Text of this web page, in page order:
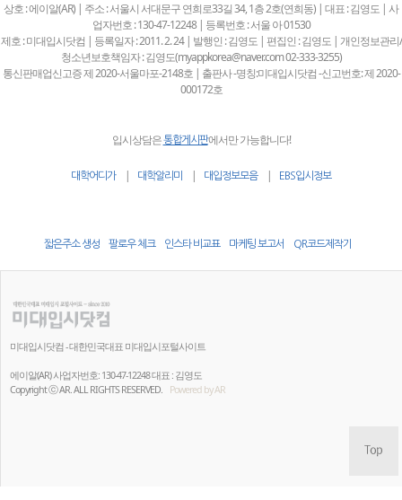
상호 : 에이알(AR) | 주소 : 서울시 서대문구 연희로33길 34, 1층 2호(연희동) | 대표 : 김영도 | 사
업자번호 : 130-47-12248 | 등록번호 : 서울 아 01530
제호 : 미대입시닷컴 | 등록일자 : 2011. 2. 24 | 발행인 : 김영도 | 편집인 : 김영도 | 개인정보관리/
청소년보호책임자 : 김영도(myappkorea@naver.com 02-333-3255)
통신판매업신고증 제 2020-서울마포-2148호 | 출판사 -명칭:미대입시닷컴 -신고번호: 제 2020-
000172호
입시상담은통합게시판에서만 가능합니다!
대학어디가| 대학알리미 | 대입정보모음| EBS입시정보
짧은주소 생성 팔로우 체크 인스타 비교표 마케팅 보고서 QR코드제작기
미대입시닷컴 - 대한민국대표 미대입시포털사이트
에이알(AR) 사업자번호: 130-47-12248 대표 : 김영도
Copyright ⓒ AR. ALL RIGHTS RESERVED. Powered by AR